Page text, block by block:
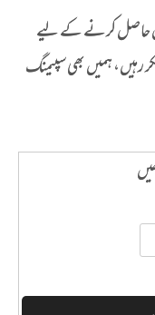
حاصل کرنے کے لیے
ہمیں بھی سپیمنگ